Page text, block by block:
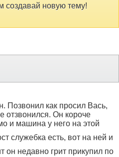
создавай новую тему!
Позвонил как просил Вась,
отзвонился. Он короче
и машина у него на этой
служебка есть, вот на ней и
он недавно грит прикупил по